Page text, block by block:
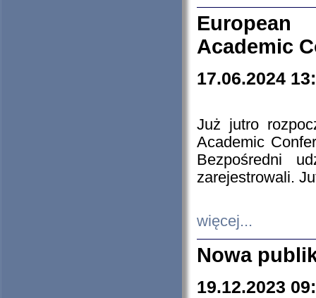
European
Academic
17.06.2024
Już jutro
Academic
Bezpośredni
zarejestrowali.
więcej...
Nowa
19.12.2023